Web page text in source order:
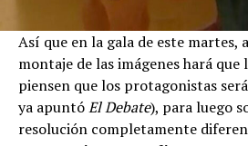
Así que en la gala de este martes,
montaje de las imágenes hará que
piensen que los protagonistas
ya apuntóEl Debate), para luego
resolución completamente